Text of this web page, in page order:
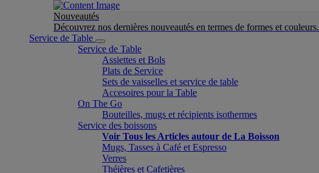
Nouveautés
Découvrez nos dernières nouveautés en termes de formes et couleurs.
Service de Table
Service de Table
Assiettes et Bols
Plats de Service
Sets de vaisselles et service de table
Accesoires pour la Table
On The Go
Bouteilles, mugs et récipients isothermes
Service des boissons
Voir Tous les Articles autour de La Boisson
Mugs, Tasses à Café et Espresso
Verres
Théières et Cafetières